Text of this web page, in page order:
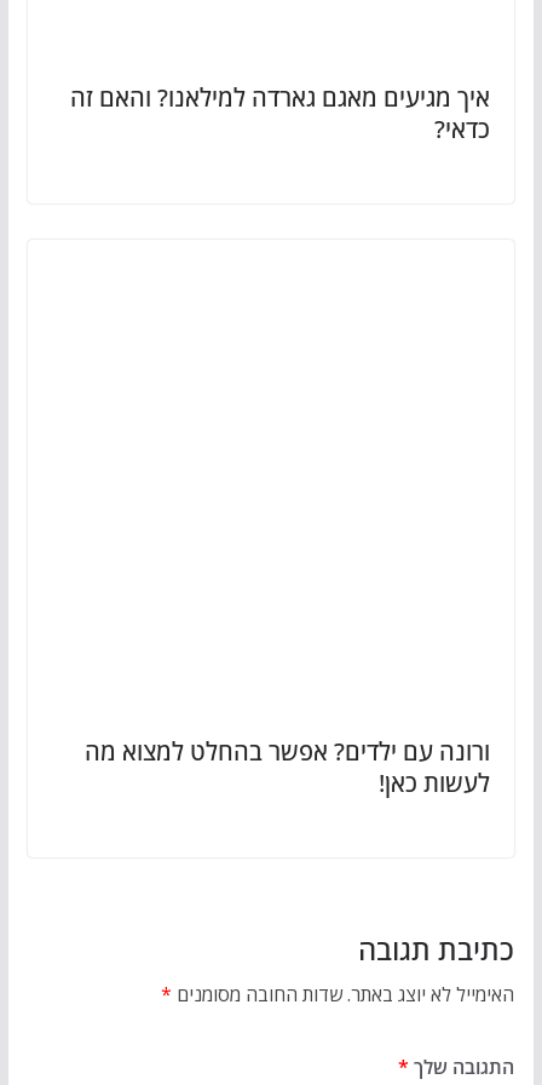
איך מגיעים מאגם גארדה למילאנו? והאם זה
כדאי?
ורונה עם ילדים? אפשר בהחלט למצוא מה
לעשות כאן!
כתיבת תגובה
האימייל לא יוצג באתר.שדות החובה מסומנים *
התגובה שלך *